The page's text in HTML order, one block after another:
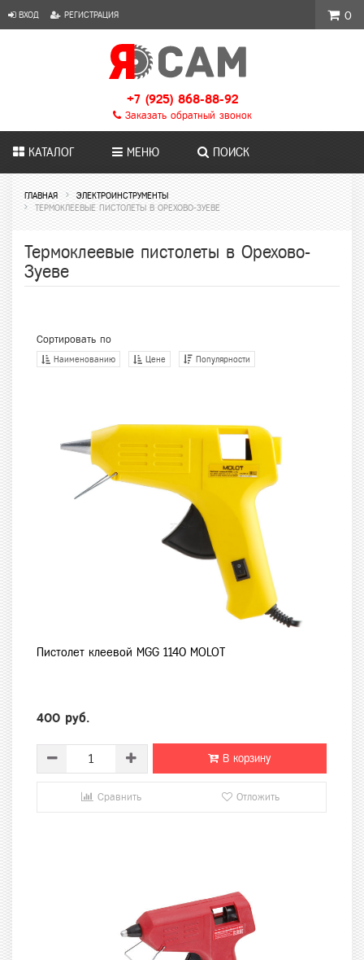
ВХОД РЕГИСТРАЦИЯ
+7 (925) 868-88-92
Заказать обратный звонок
КАТАЛОГ МЕНЮ ПОИСК
ГЛАВНАЯ
ЭЛЕКТРОИНСТРУМЕНТЫ
ТЕРМОКЛЕЕВЫЕ ПИСТОЛЕТЫ В ОРЕХОВО-ЗУЕВЕ
Термоклеевые пистолеты в Орехово-
Зуеве
Сортировать по
Наименованию Цене Популярности
Пистолет клеевой MGG 1140 MOLOT
400 руб.
В корзину
Сравнить Отложить
0